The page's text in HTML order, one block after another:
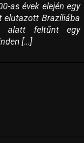
as évek elején egy
elutazott Brazíliába
alatt feltűnt egy
[…]